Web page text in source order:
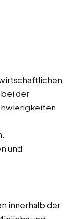
der
und
innerhalb der